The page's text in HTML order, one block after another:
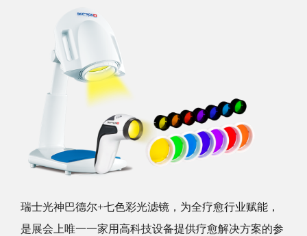
瑞士光神巴德尔+七色彩光滤镜，为全疗愈行业赋能，
是展会上唯一一家用高科技设备提供疗愈解决方案的参